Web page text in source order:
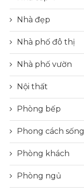
Nhà đẹp
Nhà phố đô thị
Nhà phố vườn
Nội thất
Phòng bếp
Phong cách sống
Phòng khách
Phòng ngủ